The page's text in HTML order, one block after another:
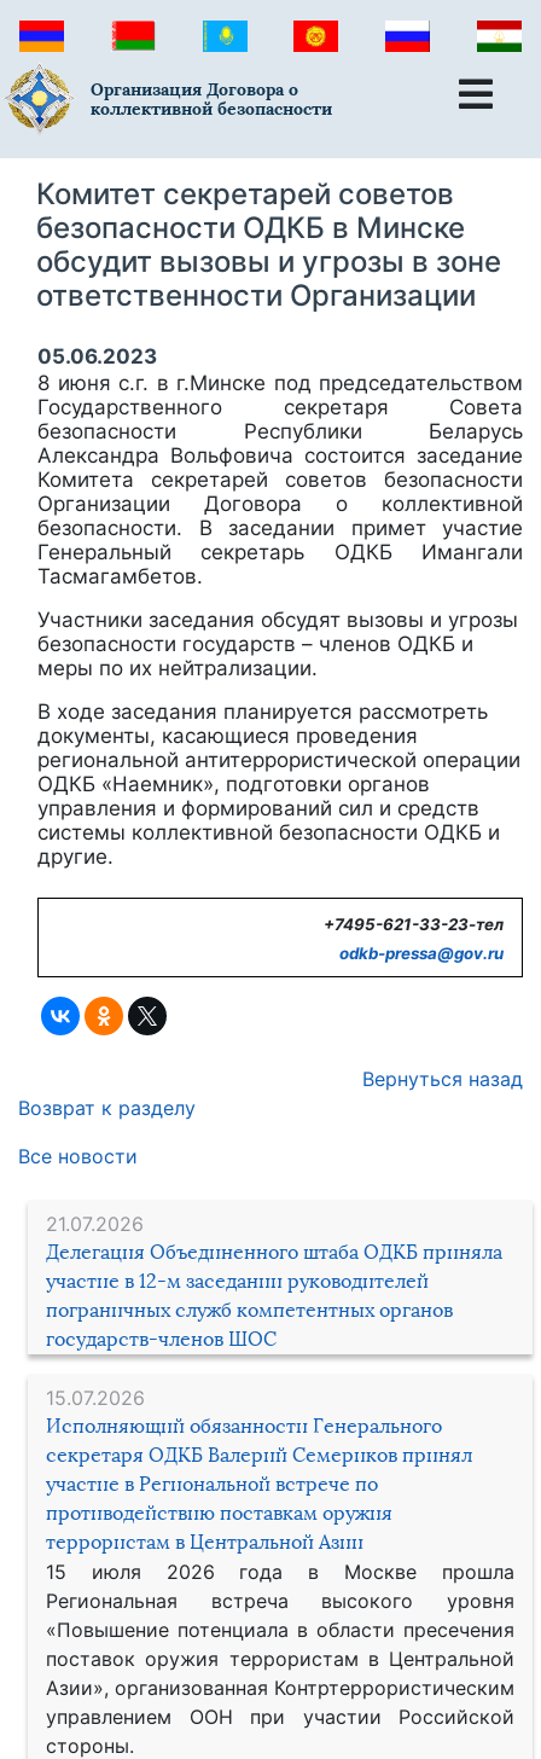
Организация Договора о
коллективной безопасности
21.07.2026
Делегация Объединенного штаба ОДКБ приняла
участие в 12-м заседании руководителей
пограничных служб компетентных органов
государств-членов ШОС
15.07.2026
Исполняющий обязанности Генерального
секретаря ОДКБ Валерий Семериков принял
участие в Региональной встрече по
противодействию поставкам оружия
террористам в Центральной Азии
15 июля 2026 года в Москве прошла
Региональная встреча высокого уровня
«Повышение потенциала в области пресечения
поставок оружия террористам в Центральной
Азии», организованная Контртеррористическим
управлением ООН при участии Российской
стороны.
Комитет секретарей советов
безопасности ОДКБ в Минске
обсудит вызовы и угрозы в зоне
ответственности Организации
05.06.2023
8 июня с.г. в г.Минске под председательством
Государственного секретаря Совета
безопасности Республики Беларусь
Александра Вольфовича состоится заседание
Комитета секретарей советов безопасности
Организации Договора о коллективной
безопасности. В заседании примет участие
Генеральный секретарь ОДКБ Имангали
Тасмагамбетов.
Участники заседания обсудят вызовы и угрозы
безопасности государств – членов ОДКБ и
меры по их нейтрализации.
В ходе заседания планируется рассмотреть
документы, касающиеся проведения
региональной антитеррористической операции
ОДКБ «Наемник», подготовки органов
управления и формирований сил и средств
системы коллективной безопасности ОДКБ и
другие.
+7495-621-33-23-тел
odkb-pressa@gov.ru
Вернуться назад
Возврат к разделу
Все новости